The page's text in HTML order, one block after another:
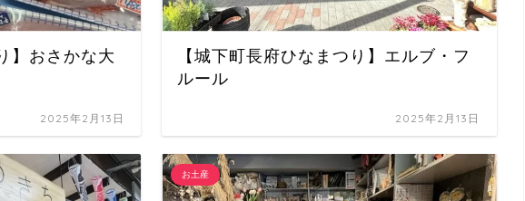
】おさかな大
2025年2月13日
【城下町長府ひなまつり】エルブ・フ
ルール
2025年2月13日
お土産